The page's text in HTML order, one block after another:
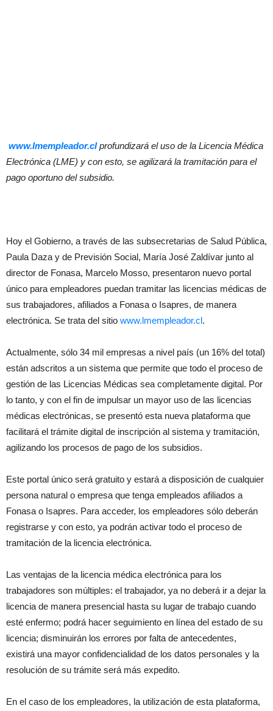
www.lmempleador.cl profundizará el uso de la Licencia Médica
Electrónica (LME) y con esto, se agilizará la tramitación para el
pago oportuno del subsidio.
Hoy el Gobierno, a través de las subsecretarias de Salud Pública,
Paula Daza y de Previsión Social, María José Zaldívar junto al
director de Fonasa, Marcelo Mosso, presentaron nuevo portal
único para empleadores puedan tramitar las licencias médicas de
sus trabajadores, afiliados a Fonasa o Isapres, de manera
electrónica. Se trata del sitio www.lmempleador.cl.
Actualmente, sólo 34 mil empresas a nivel país (un 16% del total)
están adscritos a un sistema que permite que todo el proceso de
gestión de las Licencias Médicas sea completamente digital. Por
lo tanto, y con el fin de impulsar un mayor uso de las licencias
médicas electrónicas, se presentó esta nueva plataforma que
facilitará el trámite digital de inscripción al sistema y tramitación,
agilizando los procesos de pago de los subsidios.
Este portal único será gratuito y estará a disposición de cualquier
persona natural o empresa que tenga empleados afiliados a
Fonasa o Isapres. Para acceder, los empleadores sólo deberán
registrarse y con esto, ya podrán activar todo el proceso de
tramitación de la licencia electrónica.
Las ventajas de la licencia médica electrónica para los
trabajadores son múltiples: el trabajador, ya no deberá ir a dejar la
licencia de manera presencial hasta su lugar de trabajo cuando
esté enfermo; podrá hacer seguimiento en línea del estado de su
licencia; disminuirán los errores por falta de antecedentes,
existirá una mayor confidencialidad de los datos personales y la
resolución de su trámite será más expedito.
En el caso de los empleadores, la utilización de esta plataforma,